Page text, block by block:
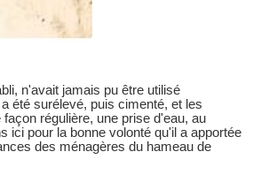
n'avait jamais pu être utilisé
été surélevé, puis cimenté, et les
régulière, une prise d'eau, au
ici pour la bonne volonté qu'il a apportée
des ménagères du hameau de